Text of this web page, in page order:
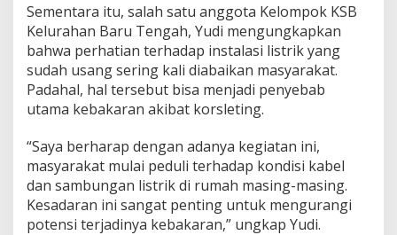
Sementara itu, salah satu anggota Kelompok KSB
Kelurahan Baru Tengah, Yudi mengungkapkan
bahwa perhatian terhadap instalasi listrik yang
sudah usang sering kali diabaikan masyarakat.
Padahal, hal tersebut bisa menjadi penyebab
utama kebakaran akibat korsleting.
“Saya berharap dengan adanya kegiatan ini,
masyarakat mulai peduli terhadap kondisi kabel
dan sambungan listrik di rumah masing-masing.
Kesadaran ini sangat penting untuk mengurangi
potensi terjadinya kebakaran,” ungkap Yudi.